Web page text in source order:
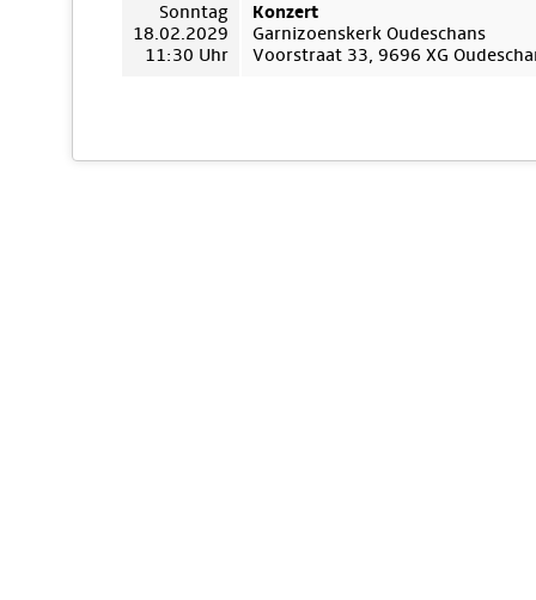
Sonntag
18.02.2029
11:30 Uhr
Konzert
Garnizoenskerk Oudeschans
Voorstraat 33, 9696 XG